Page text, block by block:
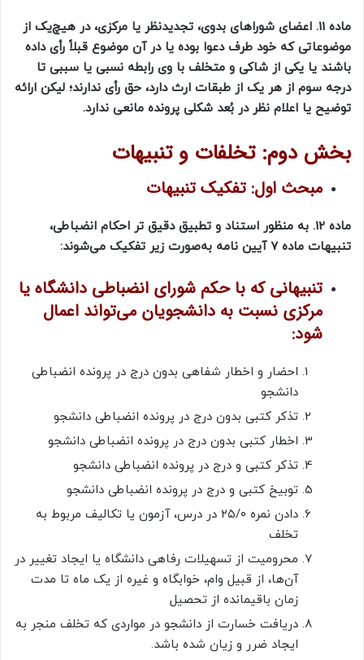
ماده 11. اعضای شوراهای بدوی، تجدیدنظر یا مرکزی، در هیچ‌یک از
موضوعاتی که خود طرف دعوا بوده یا در آن موضوع قبلاً رأی داده
باشند یا یکی از شاکی و متخلف با وی رابطه نسبی یا سببی تا
درجه سوم از هر یک از طبقات ارث دارد، حق رأی ندارند؛ لیکن ارائه
توضیح یا اعلام نظر در بُعد شکلی پرونده مانعی ندارد.
بخش دوم: تخلفات و تنبیهات
مبحث اول: تفکیک تنبیهات
ماده 12. به منظور استناد و تطبیق دقیق تر احکام انضباطی،
تنبیهات ماده 7 آیین نامه به‌صورت زیر تفکیک می‌شوند:
تنبیهانی که با حکم شورای انضباطی دانشگاه یا
مرکزی نسبت به دانشجویان می‌تواند اعمال
شود:
احضار و اخطار شفاهی بدون درج در پرونده انضباطی
دانشجو
تذکر کتبی بدون درج در پرونده انضباطی دانشجو
اخطار کتبی بدون درج در پرونده انضباطی دانشجو
تذکر کتبی و درج در پرونده انضباطی دانشجو
توبیخ کتبی و درج در پرونده انضباطی دانشجو
دادن نمره ۲۵/۰ در درس، آزمون یا تکالیف مربوط به
تخلف
محرومیت از تسهیلات رفاهی دانشگاه یا ایجاد تغییر در
آن‌ها، از قبیل وام، خوابگاه و غیره از یک ماه تا مدت
زمان باقیمانده از تحصیل
دریافت خسارت از دانشجو در مواردی که تخلف منجر به
ایجاد ضرر و زیان شده باشد.